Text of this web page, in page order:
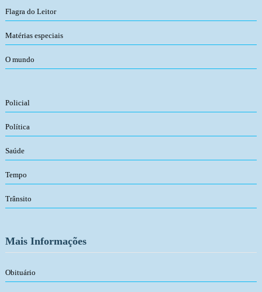
Flagra do Leitor
Matérias especiais
O mundo
Policial
Política
Saúde
Tempo
Trânsito
Mais Informações
Obituário